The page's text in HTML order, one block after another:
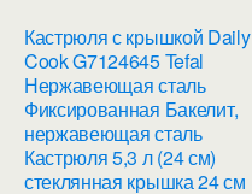
Кастрюля с крышкой Daily
Cook G7124645 Tefal
Нержавеющая сталь
Фиксированная Бакелит,
нержавеющая сталь
Кастрюля 5,3 л (24 см)
стеклянная крышка 24 см